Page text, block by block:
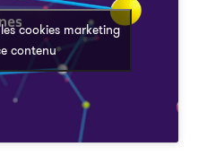
cookies marketing
contenu